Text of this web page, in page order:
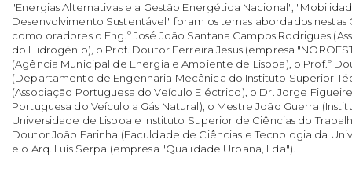
"Energias Alternativas e a Gestão Energética Nacional",
Desenvolvimento Sustentável" foram os temas abordados
como oradores o Eng.º José João Santana Campos Rodrigues
do Hidrogénio), o Prof. Doutor Ferreira Jesus (empresa
(Agência Municipal de Energia e Ambiente de Lisboa), o Prof.º
(Departamento de Engenharia Mecânica do Instituto Superior
(Associação Portuguesa do Veículo Eléctrico), o Dr. Jorge
Portuguesa do Veículo a Gás Natural), o Mestre João Guerra
Universidade de Lisboa e Instituto Superior de Ciências do
Doutor João Farinha (Faculdade de Ciências e Tecnologia da
e o Arq. Luís Serpa (empresa "Qualidade Urbana, Lda").